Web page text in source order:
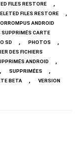
FILES RESTORE ,
FILES RESTORE ,
ANDROID
SUPPRIMÉS CARTE
SD , PHOTOS ,
DES FICHIERS
ANDROID ,
, SUPPRIMÉES ,
BETA ,
VERSION